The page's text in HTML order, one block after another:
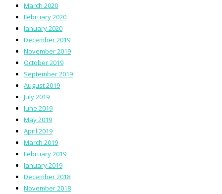
March 2020
February 2020
January 2020
December 2019
November 2019
October 2019
September 2019
August 2019
July 2019
June 2019
May 2019
April 2019
March 2019
February 2019
January 2019
December 2018
November 2018